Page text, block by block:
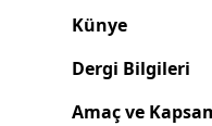
Künye
Dergi Bilgileri
Amaç ve